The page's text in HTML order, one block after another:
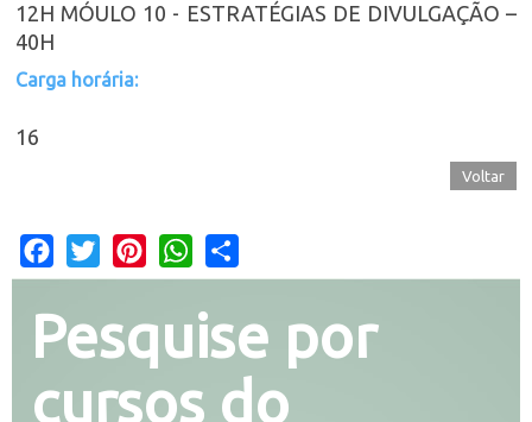
12H MÓULO 10 - ESTRATÉGIAS DE DIVULGAÇÃO –
40H
Carga horária:
16
Voltar
Facebook
Twitter PinterestWhatsApp
Pesquise por
cursos do